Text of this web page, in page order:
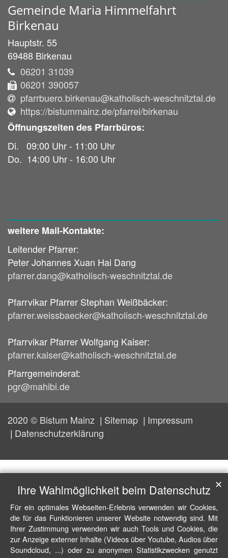
Gemeinde Maria Himmelfahrt
Birkenau
Hauptstr. 55
69488 Birkenau
06201 31039
06201 390057
pfarrbuero.birkenau@katholisch-weschnitztal.de
https://bistummainz.de/pfarrei/birkenau
Öffnungszeiten des Pfarrbüros:
Di. 09:00 Uhr - 11:00 Uhr
Do. 14:00 Uhr - 16:00 Uhr
weitere Mail-Kontakte:
Leitender Pfarrer:
Peter Johannes Xuan Hai Dang
pfarrer.dang@katholisch-weschnitztal.de
Pfarrvikar Pfarrer Stephan Weißbäcker:
pfarrer.weissbaecker@katholisch-weschnitztal.de
Pfarrvikar Pfarrer Wolfgang Kaiser:
pfarrer.kaiser@katholisch-weschnitztal.de
Pfarrgemeinderat:
pgr@mahibi.de
2020 © Bistum Mainz Sitemap
Impressum
Datenschutzerklärung
Ihre Wahlmöglichkeit beim Datenschutz
Für ein optimales Webseiten-Erlebnis verwenden wir Cookies,
die für das Funktionieren unserer Website notwendig sind. Mit
Ihrer Zustimmung verwenden wir auch Tools und Cookies, die
zur Anzeige externer Inhalte (Videos über Youtube, Audios über
Soundcloud, ...) oder zu anonymen Statistikzwecken genutzt
✕